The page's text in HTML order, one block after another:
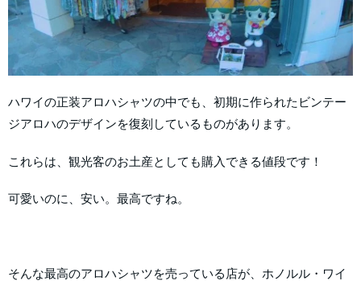
ハワイの正装アロハシャツの中でも、初期に作られたビンテー
ジアロハのデザインを復刻しているものがあります。
これらは、観光客のお土産としても購入できる値段です！
可愛いのに、安い。最高ですね。
そんな最高のアロハシャツを売っている店が、ホノルル・ワイ